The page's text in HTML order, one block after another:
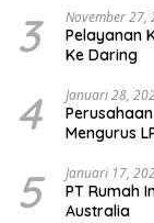
3 November 27,
Pelayanan
Ke Daring
4 Januari 28,
Mengurus
5 Januari 17,
PT Rumah
Australia